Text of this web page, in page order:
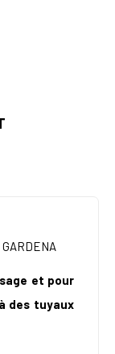
GARDENA
et pour
des tuyaux